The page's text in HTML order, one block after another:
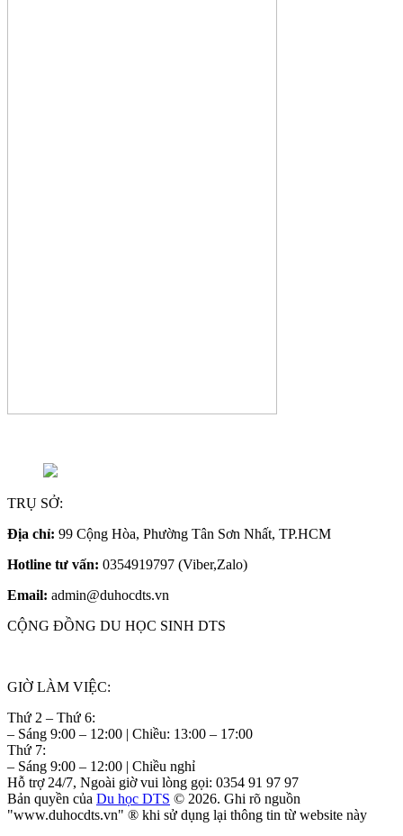
TRỤ SỞ:
Địa chỉ: 99 Cộng Hòa, Phường Tân Sơn Nhất, TP.HCM
Hotline tư vấn: 0354919797 (Viber,Zalo)
Email: admin@duhocdts.vn
CỘNG ĐỒNG DU HỌC SINH DTS
GIỜ LÀM VIỆC:
Thứ 2 – Thứ 6:
– Sáng 9:00 – 12:00 | Chiều: 13:00 – 17:00
Thứ 7:
– Sáng 9:00 – 12:00 | Chiều nghỉ
Hỗ trợ 24/7, Ngoài giờ vui lòng gọi: 0354 91 97 97
Bản quyền của Du học DTS © 2026. Ghi rõ nguồn
"www.duhocdts.vn" ® khi sử dụng lại thông tin từ website này